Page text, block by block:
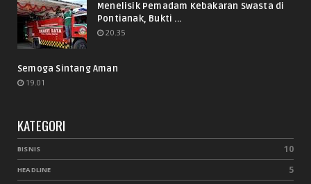
Menelisik Pemadam Kebakaran Swasta di
Pontianak, Bukti ...
20.35
Semoga Sintang Aman
19.01
KATEGORI
BISNIS 10
HEADLINE 5